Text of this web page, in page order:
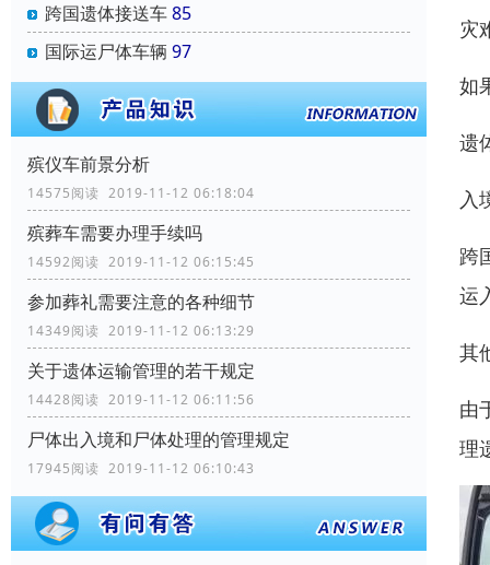
跨国遗体接送车85
国际运尸体车辆 97
殡仪车前景分析
14575阅读 2019-11-12 06:18:04
殡葬车需要办理手续吗
14592阅读 2019-11-12 06:15:45
参加葬礼需要注意的各种细节
14349阅读 2019-11-12 06:13:29
关于遗体运输管理的若干规定
14428阅读 2019-11-12 06:11:56
尸体出入境和尸体处理的管理规定
17945阅读 2019-11-12 06:10:43
灾
如
遗
入
跨
运
其
由
理